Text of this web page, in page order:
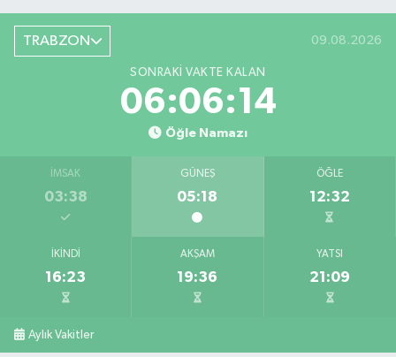
TRABZON 09.08.2026
SONRAKI VAKTE KALAN
06:06:13
Öğle Namazı
İMSAK
03:38
GÜNEŞ
05:18
ÖĞLE
12:32
İKINDI
16:23
AKŞAM
19:36
YATSI
21:09
Aylık Vakitler